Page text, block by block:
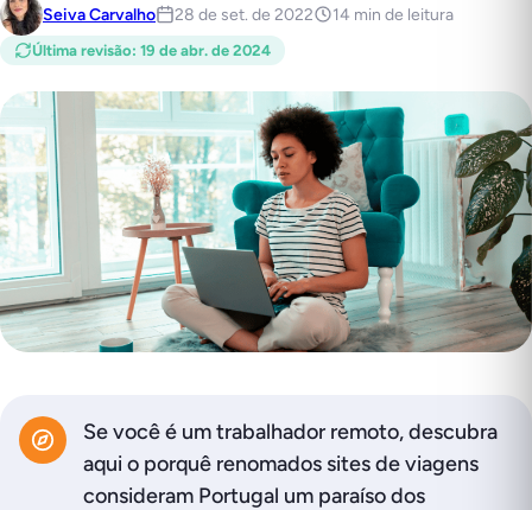
Seiva Carvalho 28 de set. de 2022 14 min de leitura
Última revisão: 19 de abr. de 2024
Se você é um trabalhador remoto, descubra
aqui o porquê renomados sites de viagens
consideram Portugal um paraíso dos